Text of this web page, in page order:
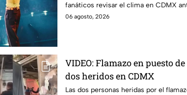
fanáticos revisar el clima en CDMX
casa.
06 agosto, 2026
VIDEO: Flamazo en puesto
dos heridos en CDMX
Las dos personas heridas por el